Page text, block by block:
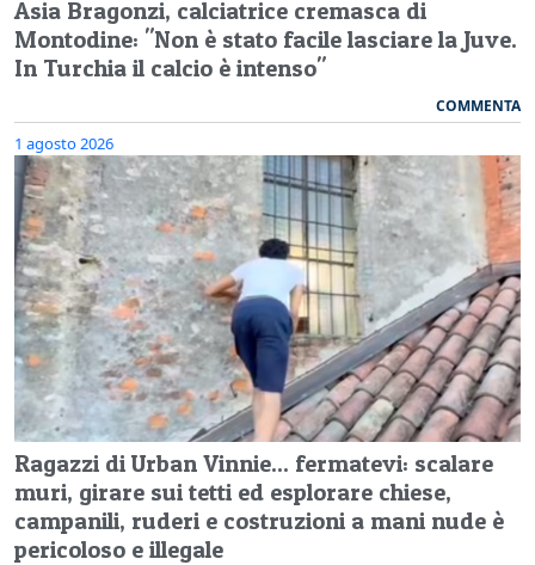
Asia Bragonzi, calciatrice cremasca di
Montodine: "Non è stato facile lasciare la Juve.
In Turchia il calcio è intenso"
COMMENTA
1 agosto 2026
Ragazzi di Urban Vinnie... fermatevi: scalare
muri, girare sui tetti ed esplorare chiese,
campanili, ruderi e costruzioni a mani nude è
pericoloso e illegale